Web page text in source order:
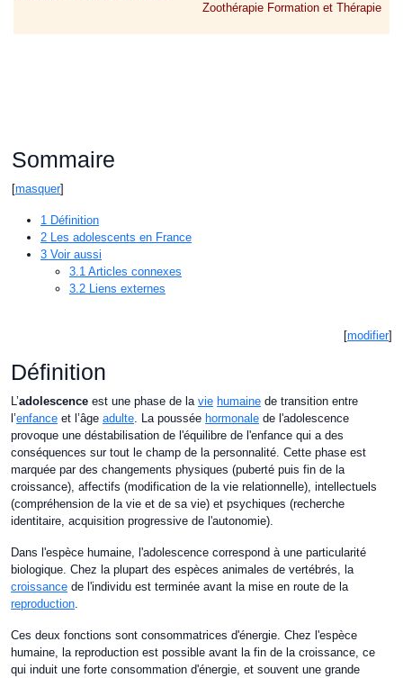
Zoothérapie Formation et Thérapie
Sommaire
[masquer]
1 Définition
2 Les adolescents en France
3 Voir aussi
3.1 Articles connexes
3.2 Liens externes
[modifier]
Définition
L’adolescence est une phase de la vie humaine de transition entre
l’enfance et l’âge adulte. La poussée hormonale de l'adolescence
provoque une déstabilisation de l'équilibre de l'enfance qui a des
conséquences sur tout le champ de la personnalité. Cette phase est
marquée par des changements physiques (puberté puis fin de la
croissance), affectifs (modification de la vie relationnelle), intellectuels
(compréhension de la vie et de sa vie) et psychiques (recherche
identitaire, acquisition progressive de l'autonomie).
Dans l'espèce humaine, l'adolescence correspond à une particularité
biologique. Chez la plupart des espèces animales de vertébrés, la
croissance de l'individu est terminée avant la mise en route de la
reproduction.
Ces deux fonctions sont consommatrices d'énergie. Chez l'espèce
humaine, la reproduction est possible avant la fin de la croissance, ce
qui induit une forte consommation d'énergie, et souvent une grande